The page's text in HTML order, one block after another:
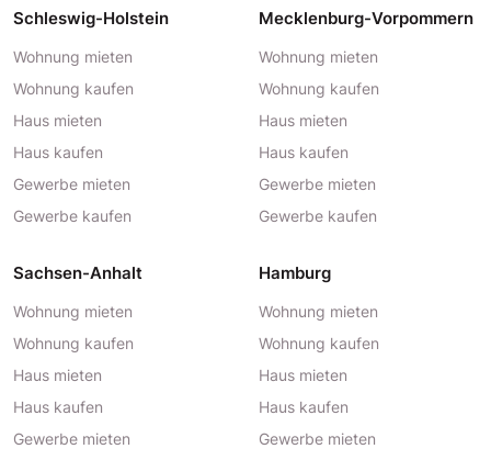
Schleswig-Holstein
Wohnung mieten
Wohnung kaufen
Haus mieten
Haus kaufen
Gewerbe mieten
Gewerbe kaufen
Mecklenburg-Vorpommern
Wohnung mieten
Wohnung kaufen
Haus mieten
Haus kaufen
Gewerbe mieten
Gewerbe kaufen
Sachsen-Anhalt
Wohnung mieten
Wohnung kaufen
Haus mieten
Haus kaufen
Gewerbe mieten
Hamburg
Wohnung mieten
Wohnung kaufen
Haus mieten
Haus kaufen
Gewerbe mieten